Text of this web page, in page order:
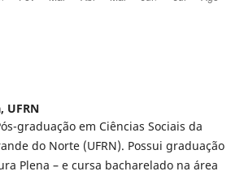
UFRN
graduação em Ciências Sociais da
do Norte (UFRN). Possui graduação
Plena – e cursa bacharelado na área